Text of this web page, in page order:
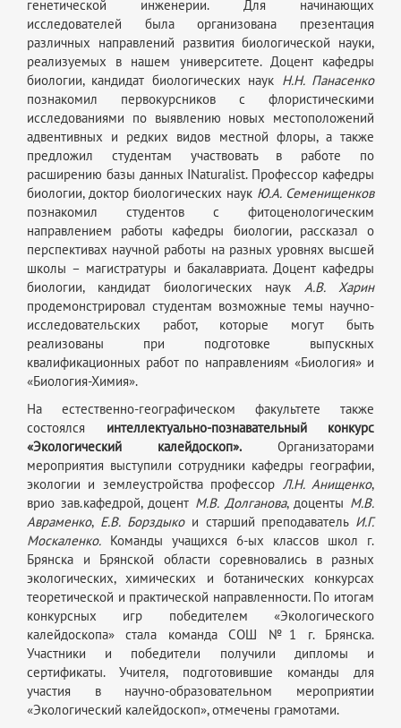
генетической инженерии. Для начинающих
исследователей была организована презентация
различных направлений развития биологической науки,
реализуемых в нашем университете. Доцент кафедры
биологии, кандидат биологических наук Н.Н. Панасенко
познакомил первокурсников с флористическими
исследованиями по выявлению новых местоположений
адвентивных и редких видов местной флоры, а также
предложил студентам участвовать в работе по
расширению базы данных INaturalist. Профессор кафедры
биологии, доктор биологических наук Ю.А. Семенищенков
познакомил студентов с фитоценологическим
направлением работы кафедры биологии, рассказал о
перспективах научной работы на разных уровнях высшей
школы – магистратуры и бакалавриата. Доцент кафедры
биологии, кандидат биологических наукА.В. Харин
продемонстрировал студентам возможные темы научно-
исследовательских работ, которые могут быть
реализованы при подготовке выпускных
квалификационных работ по направлениям «Биология» и
«Биология-Химия».
На естественно-географическом факультете также
состоялся интеллектуально-познавательный конкурс
«Экологический калейдоскоп». Организаторами
мероприятия выступили сотрудники кафедры географии,
экологии и землеустройства профессор Л.Н. Анищенко,
врио зав.кафедрой, доцент М.В. Долганова, доценты М.В.
Авраменко, Е.В. Борздыко и старший преподаватель И.Г.
Москаленко. Команды учащихся 6-ых классов школ г.
Брянска и Брянской области соревновались в разных
экологических, химических и ботанических конкурсах
теоретической и практической направленности. По итогам
конкурсных игр победителем «Экологического
калейдоскопа» стала команда СОШ №1 г. Брянска.
Участники и победители получили дипломы и
сертификаты. Учителя, подготовившие команды для
участия в научно-образовательном мероприятии
«Экологический калейдоскоп», отмечены грамотами.